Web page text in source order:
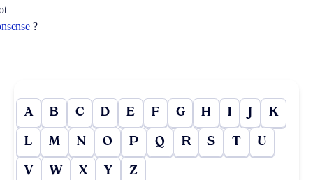
?
A B C D E F G H I J K
L M N O P Q R S T U
V W X Y Z